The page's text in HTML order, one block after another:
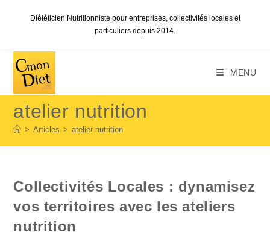
Diététicien Nutritionniste pour entreprises, collectivités locales et
particuliers depuis 2014.
MENU
atelier nutrition
> Articles > atelier nutrition
Collectivités Locales : dynamisez
vos territoires avec les ateliers
nutrition